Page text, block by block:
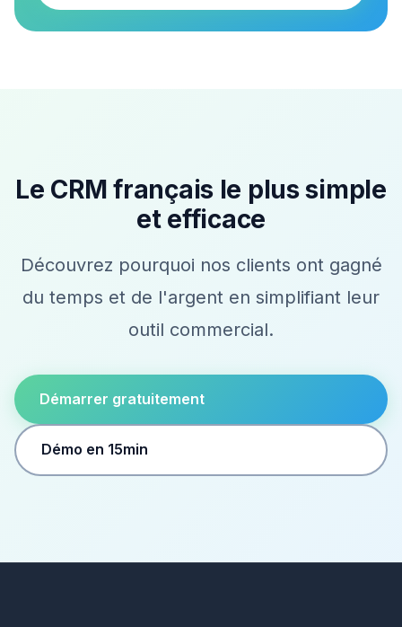
Le CRM français le plus simple
et efficace
Découvrez pourquoi nos clients ont gagné
du temps et de l'argent en simplifiant leur
outil commercial.
Démarrer gratuitement
Démo en 15min